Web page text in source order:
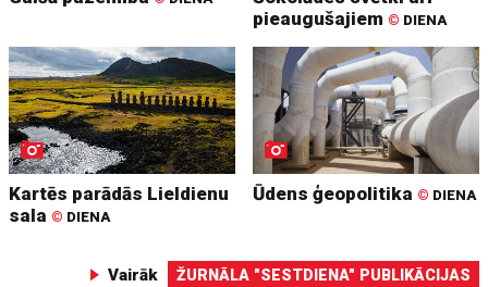
pieaugušajiem © DIENA
Kartēs parādās Lieldienu
sala © DIENA
Ūdens ģeopolitika © DIENA
Vairāk ŽURNĀLA "SESTDIENA" PUBLIKĀCIJAS